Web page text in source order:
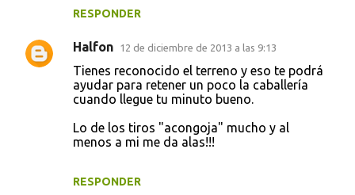
s
RESPONDER
Halfon 12 de diciembre de 2013 a las 9:13
Tienes reconocido el terreno y eso te podrá
ayudar para retener un poco la caballería
cuando llegue tu minuto bueno.
Lo de los tiros "acongoja" mucho y al
menos a mi me da alas!!!
RESPONDER